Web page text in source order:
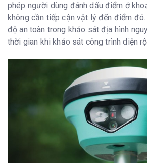
phép người dùng đánh dấu điểm ở
không cần tiếp cận vật lý đến điểm
độ an toàn trong khảo sát địa hình
thời gian khi khảo sát công trình diện